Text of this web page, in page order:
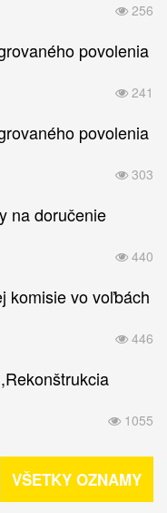
256
povolenia
241
povolenia
303
na doručenie
440
komisie vo voľbách
446
1055
VŠETKY OZNAMY